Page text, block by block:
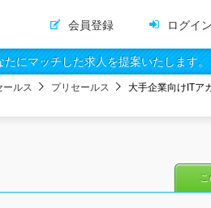
会員登録 ログイン
にマッチした求人を提案いたします。
ールス プリセールス
大手企業向けITア
こ